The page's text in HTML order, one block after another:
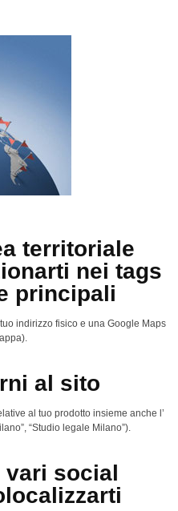
territoriale
nei tags
principali
indirizzo fisico e una Google Maps
al sito
al tuo prodotto insieme anche l’
“Studio legale Milano”).
vari social